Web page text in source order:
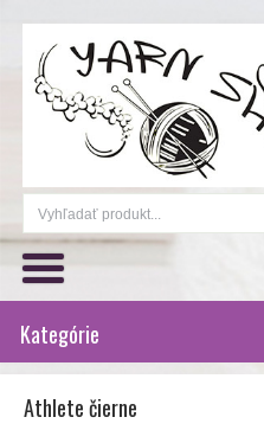
Kategórie
Athlete čierne